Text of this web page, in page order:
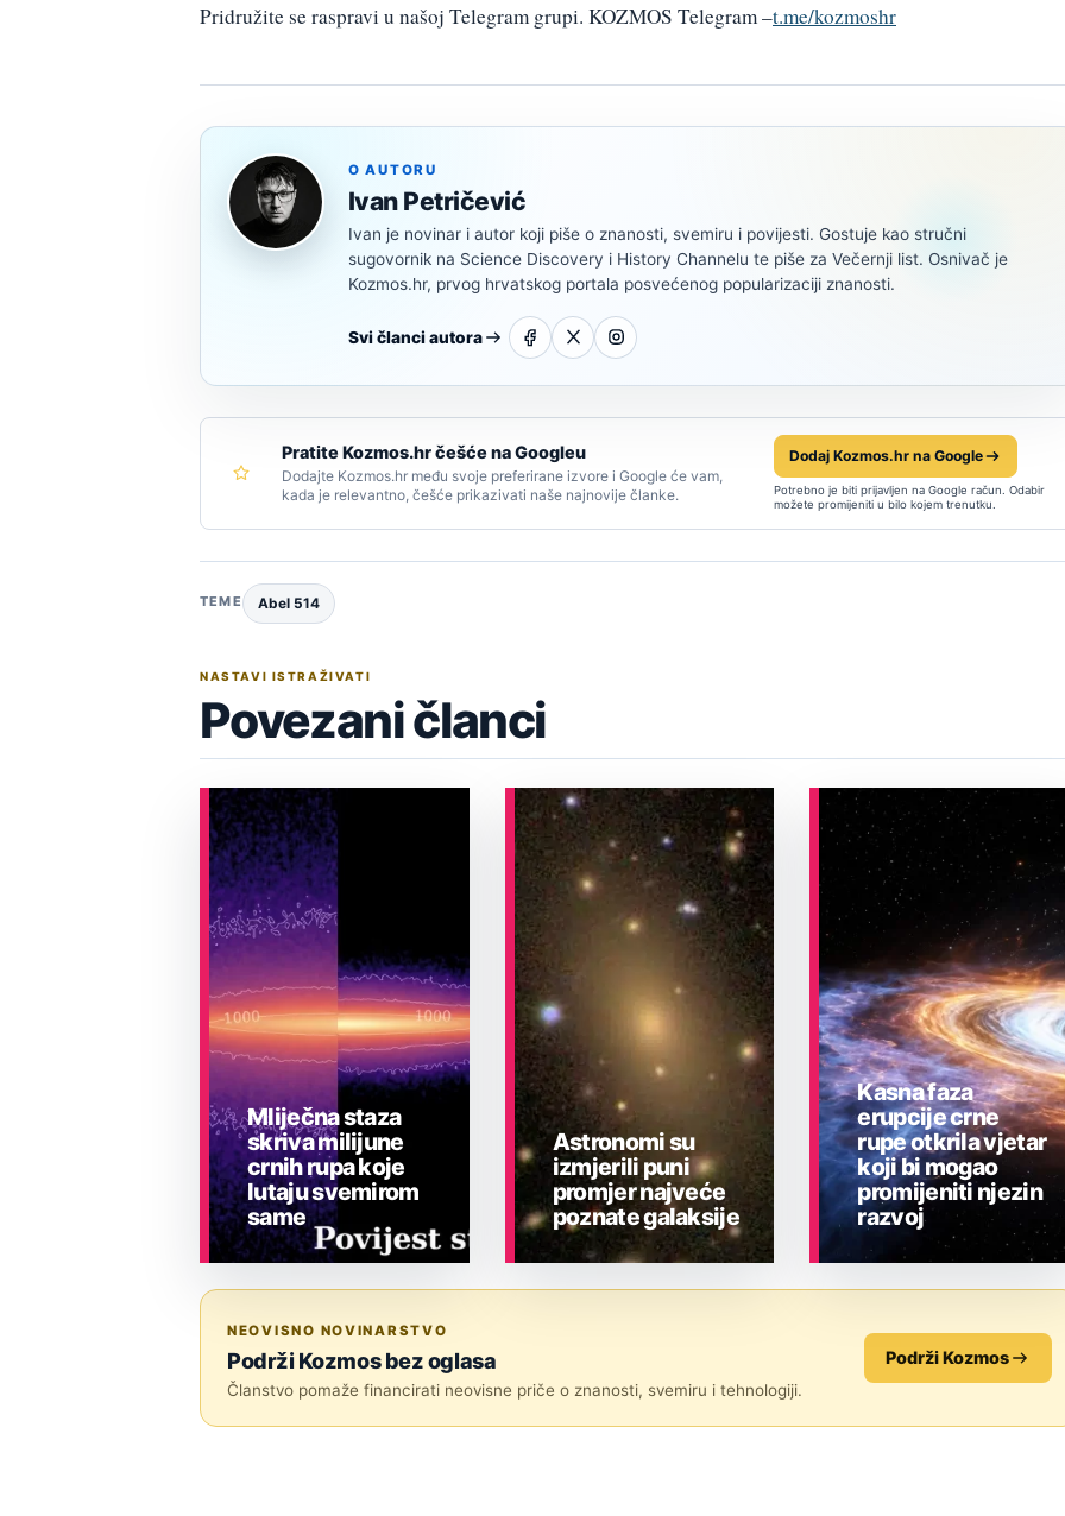
Pridružite se raspravi u našoj Telegram grupi. KOZMOS Telegram –t.me/kozmoshr
O AUTORU
Ivan Petričević
Ivan je novinar i autor koji piše o znanosti, svemiru i povijesti. Gostuje kao stručni
sugovornik na Science Discovery i History Channelu te piše za Večernji list. Osnivač je
Kozmos.hr, prvog hrvatskog portala posvećenog popularizaciji znanosti.
Svi članci autora
Pratite Kozmos.hr češće na Googleu
Dodajte Kozmos.hr među svoje preferirane izvore i Google će vam,
kada je relevantno, češće prikazivati naše najnovije članke.
Dodaj Kozmos.hr na Google
Potrebno je biti prijavljen na Google račun. Odabir
možete promijeniti u bilo kojem trenutku.
TEME Abel 514
NASTAVI ISTRAŽIVATI
Povezani članci
Mliječna staza
skriva milijune
crnih rupa koje
lutaju svemirom
same
Astronomi su
izmjerili puni
promjer najveće
poznate galaksije
Kasna faza
erupcije crne
rupe otkrila vjetar
koji bi mogao
promijeniti njezin
razvoj
NEOVISNO NOVINARSTVO
Podrži Kozmos bez oglasa
Članstvo pomaže financirati neovisne priče o znanosti, svemiru i tehnologiji.
Podrži Kozmos